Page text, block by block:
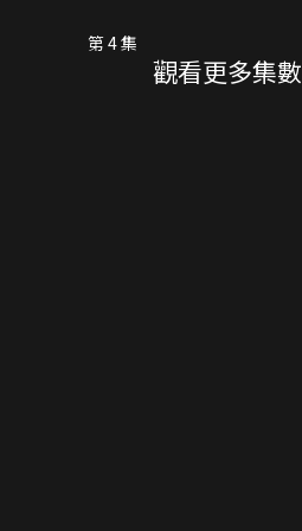
第 4 集
觀看更多集數